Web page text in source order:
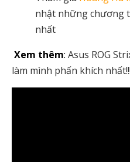
nhật những chương
nhất
Xem thêm: Asus ROG
làm mình phấn khích nhất!!!